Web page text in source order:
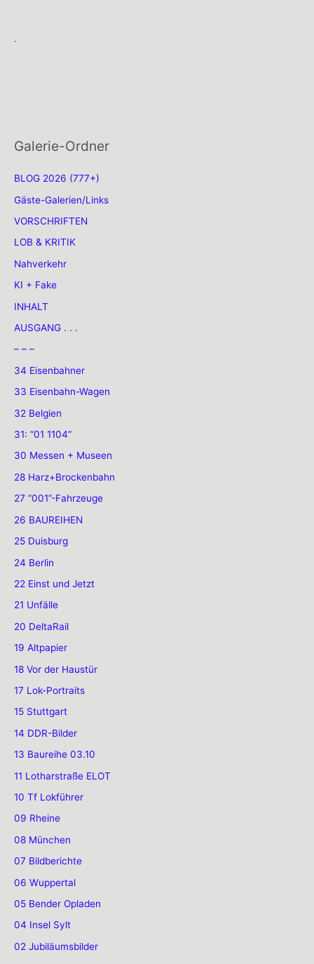
Galerie-Ordner
BLOG 2026 (777+)
Gäste-Galerien/Links
VORSCHRIFTEN
LOB & KRITIK
Nahverkehr
KI + Fake
INHALT
AUSGANG . . .
– – –
34 Eisenbahner
33 Eisenbahn-Wagen
32 Belgien
31: “01 1104”
30 Messen + Museen
28 Harz+Brockenbahn
27 “001”-Fahrzeuge
26 BAUREIHEN
25 Duisburg
24 Berlin
22 Einst und Jetzt
21 Unfälle
20 DeltaRail
19 Altpapier
18 Vor der Haustür
17 Lok-Portraits
15 Stuttgart
14 DDR-Bilder
13 Baureihe 03.10
11 Lotharstraße ELOT
10 Tf Lokführer
09 Rheine
08 München
07 Bildberichte
06 Wuppertal
05 Bender Opladen
04 Insel Sylt
02 Jubiläumsbilder
.